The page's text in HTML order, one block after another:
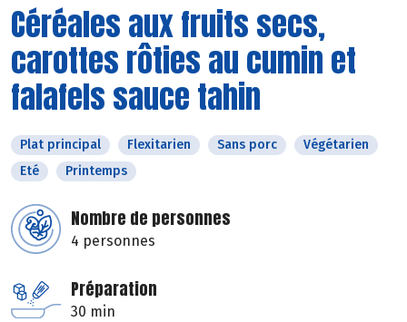
Céréales aux fruits secs,
carottes rôties au cumin et
falafels sauce tahin
Plat principal Flexitarien Sans porc
Végétarien
Eté
Printemps
Nombre de personnes
4 personnes
Préparation
30 min